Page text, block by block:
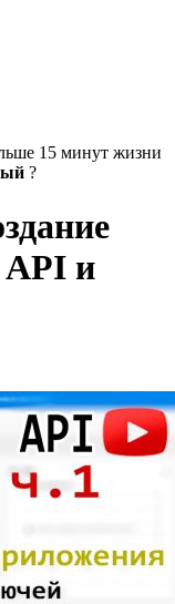
15 минут жизни
?
API и